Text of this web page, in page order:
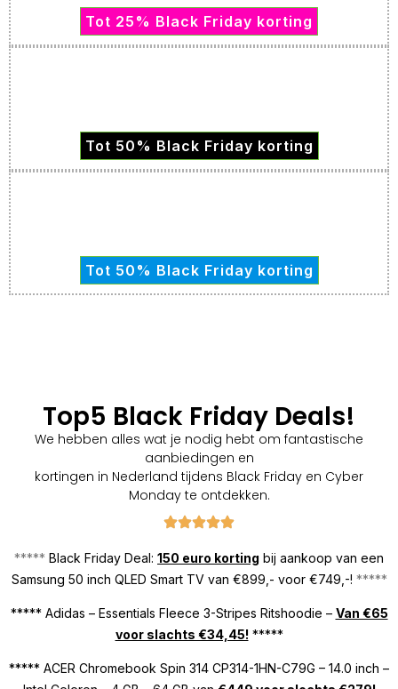
Tot 25% Black Friday korting
Tot 50% Black Friday korting
Tot 50% Black Friday korting
Top5 Black Friday Deals!
We hebben alles wat je nodig hebt om fantastische
aanbiedingen en
kortingen in Nederland tijdens Black Friday en Cyber
Monday te ontdekken.
***** Black Friday Deal: 150 euro korting bij aankoop van een
Samsung 50 inch QLED Smart TV van €899,- voor €749,-! *****
***** Adidas – Essentials Fleece 3-Stripes Ritshoodie – Van €65
voor slachts €34,45! *****
***** ACER Chromebook Spin 314 CP314-1HN-C79G – 14.0 inch –